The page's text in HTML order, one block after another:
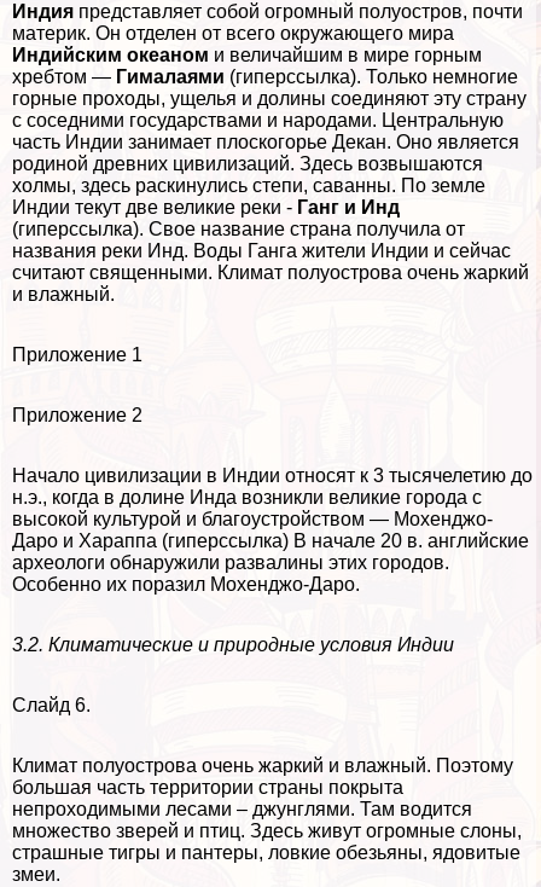
Индия представляет собой огромный полуостров, почти
материк. Он отделен от всего окружающего мира
Индийским океаном и величайшим в мире горным
хребтом — Гималаями (гиперссылка). Только немногие
горные проходы, ущелья и долины соединяют эту страну
с соседними государствами и народами. Центральную
часть Индии занимает плоскогорье Декан. Оно является
родиной древних цивилизаций. Здесь возвышаются
холмы, здесь раскинулись степи, саванны. По земле
Индии текут две великие реки - Ганг и Инд
(гиперссылка). Свое название страна получила от
названия реки Инд. Воды Ганга жители Индии и сейчас
считают священными. Климат полуострова очень жаркий
и влажный.
Приложение 1
Приложение 2
Начало цивилизации в Индии относят к 3 тысячелетию до
н.э., когда в долине Инда возникли великие города с
высокой культурой и благоустройством — Мохенджо-
Даро и Хараппа (гиперссылка) В начале 20 в. английские
археологи обнаружили развалины этих городов.
Особенно их поразил Мохенджо-Даро.
3.2. Климатические и природные условия Индии
Слайд 6.
Климат полуострова очень жаркий и влажный. Поэтому
большая часть территории страны покрыта
непроходимыми лесами – джунглями. Там водится
множество зверей и птиц. Здесь живут огромные слоны,
страшные тигры и пантеры, ловкие обезьяны, ядовитые
змеи.